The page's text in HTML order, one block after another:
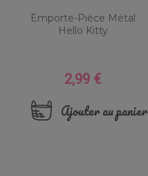
Emporte-Pièce Métal
Hello Kitty
Prix
2,99 €
Ajouter au panier